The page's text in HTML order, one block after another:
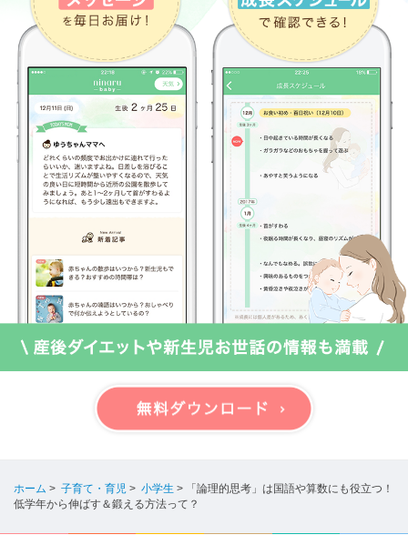
ホーム > 子育て・育児 > 小学生 >
「論理的思考」は国語や算数にも役立つ！
低学年から伸ばす＆鍛える方法って？